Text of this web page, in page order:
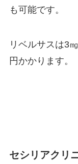
も可能です。
リベルサスは3
円かかります。
セシリアクリ